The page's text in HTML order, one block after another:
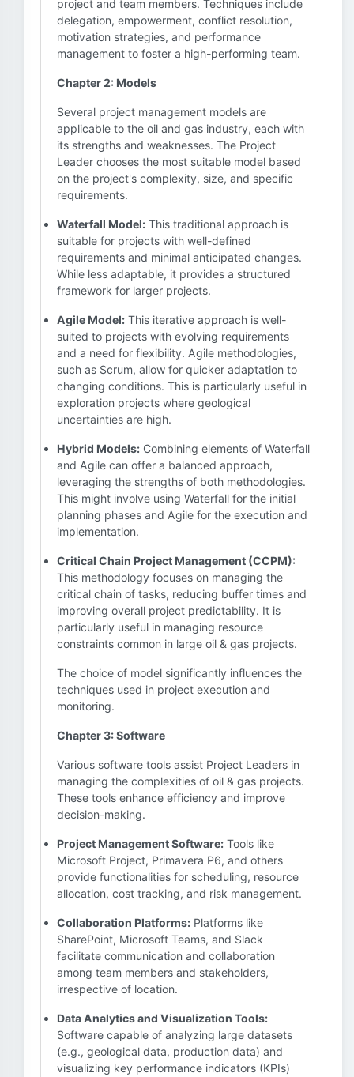
project and team members. Techniques include
delegation, empowerment, conflict resolution,
motivation strategies, and performance
management to foster a high-performing team.
Chapter 2: Models
Several project management models are
applicable to the oil and gas industry, each with
its strengths and weaknesses. The Project
Leader chooses the most suitable model based
on the project's complexity, size, and specific
requirements.
Waterfall Model: This traditional approach is
suitable for projects with well-defined
requirements and minimal anticipated changes.
While less adaptable, it provides a structured
framework for larger projects.
Agile Model: This iterative approach is well-
suited to projects with evolving requirements
and a need for flexibility. Agile methodologies,
such as Scrum, allow for quicker adaptation to
changing conditions. This is particularly useful in
exploration projects where geological
uncertainties are high.
Hybrid Models: Combining elements of Waterfall
and Agile can offer a balanced approach,
leveraging the strengths of both methodologies.
This might involve using Waterfall for the initial
planning phases and Agile for the execution and
implementation.
Critical Chain Project Management (CCPM):
This methodology focuses on managing the
critical chain of tasks, reducing buffer times and
improving overall project predictability. It is
particularly useful in managing resource
constraints common in large oil & gas projects.
The choice of model significantly influences the
techniques used in project execution and
monitoring.
Chapter 3: Software
Various software tools assist Project Leaders in
managing the complexities of oil & gas projects.
These tools enhance efficiency and improve
decision-making.
Project Management Software: Tools like
Microsoft Project, Primavera P6, and others
provide functionalities for scheduling, resource
allocation, cost tracking, and risk management.
Collaboration Platforms: Platforms like
SharePoint, Microsoft Teams, and Slack
facilitate communication and collaboration
among team members and stakeholders,
irrespective of location.
Data Analytics and Visualization Tools:
Software capable of analyzing large datasets
(e.g., geological data, production data) and
visualizing key performance indicators (KPIs)